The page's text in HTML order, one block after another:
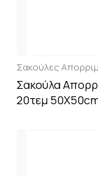
Σακούλες
Σακούλα
20τεμ